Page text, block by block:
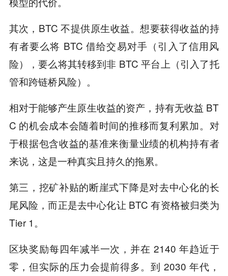
其次，BTC 不提供原生收益。想要获得收益的持
有者要么将 BTC 借给交易对手（引入了信用风
险），要么将其转移到非 BTC 平台上（引入了托
管和跨链桥风险）。
相对于能够产生原生收益的资产，持有无收益 BT
C 的机会成本会随着时间的推移而复利累加。对
于根据包含收益的基准来衡量业绩的机构持有者
来说，这是一种真实且持久的拖累。
第三，挖矿补贴的断崖式下降是对去中心化的长
尾风险，而正是去中心化让 BTC 有资格被归类为
Tier 1。
区块奖励每四年减半一次，并在 2140 年趋近于
零，但实际的压力会提前得多。到 2030 年代，